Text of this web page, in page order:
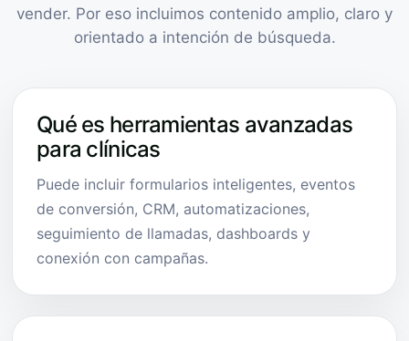
vender. Por eso incluimos contenido amplio, claro y
orientado a intención de búsqueda.
Qué es herramientas avanzadas
para clínicas
Puede incluir formularios inteligentes, eventos
de conversión, CRM, automatizaciones,
seguimiento de llamadas, dashboards y
conexión con campañas.